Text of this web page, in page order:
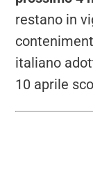
restano in
italiano
10 aprile